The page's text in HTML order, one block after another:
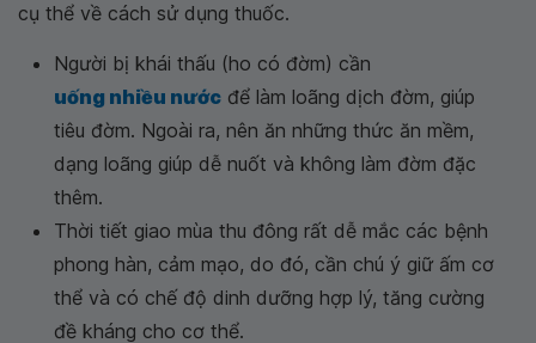
cụ thể về cách sử dụng thuốc.
Người bị khái thấu (ho có đờm) cần
uống nhiều nước để làm loãng dịch đờm, giúp
tiêu đờm. Ngoài ra, nên ăn những thức ăn mềm,
dạng loãng giúp dễ nuốt và không làm đờm đặc
thêm.
Thời tiết giao mùa thu đông rất dễ mắc các bệnh
phong hàn, cảm mạo, do đó, cần chú ý giữ ấm cơ
thể và có chế độ dinh dưỡng hợp lý, tăng cường
đề kháng cho cơ thể.